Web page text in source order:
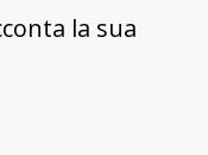
la sua